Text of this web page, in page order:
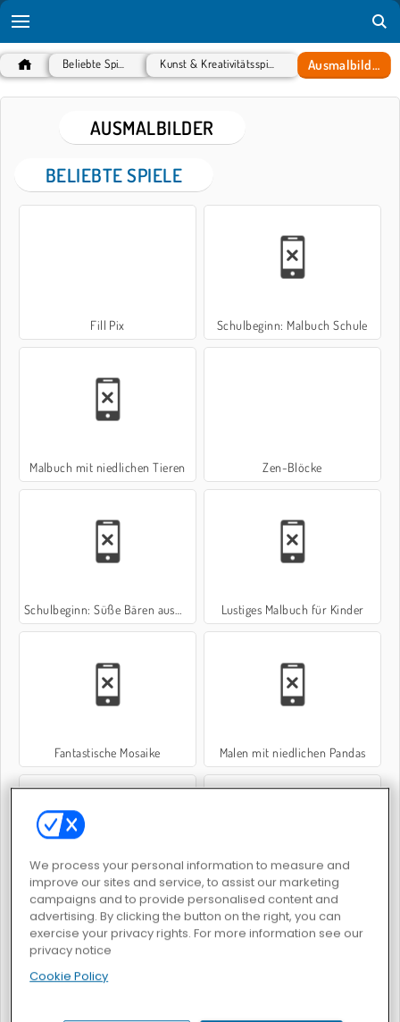
Ausmalbilder
AUSMALBILDER
BELIEBTE SPIELE
Fill Pix Schulbeginn: Malbuch Schule
Malbuch mit niedlichen Tieren Zen-Blöcke
Schulbeginn: Süße Bären ausmalen Lustiges Malbuch für Kinder
Fantastische Mosaike Malen mit niedlichen Pandas
Coloring Bunny Book Betsys Künste: Sommer-Sandmalerei
We process your personal information to measure and
improve our sites and service, to assist our marketing
campaigns and to provide personalised content and
advertising. By clicking the button on the right, you can
exercise your privacy rights. For more information see our
privacy notice
Cookie Policy